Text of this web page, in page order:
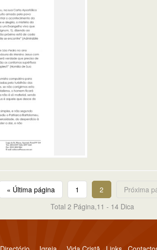
« Última página 1 2
Próxima
Total 2 Página,11 - 14 Dica